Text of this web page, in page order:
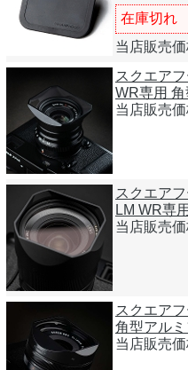
在庫切れ
当店販売
スクエア
WR専用
当店販売
スクエア
LM WR専
当店販売
スクエア
角型アル
当店販売